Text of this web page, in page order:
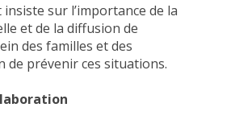
sur l’importance de la
et de la diffusion de
des familles et des
de prévenir ces situations.